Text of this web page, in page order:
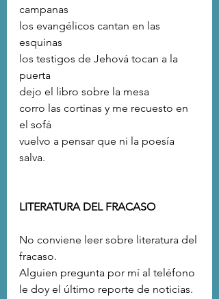
campanas
los evangélicos cantan en las
esquinas
los testigos de Jehová tocan a la
puerta
dejo el libro sobre la mesa
corro las cortinas y me recuesto en
el sofá
vuelvo a pensar que ni la poesía
salva.
LITERATURA DEL FRACASO
No conviene leer sobre literatura del
fracaso.
Alguien pregunta por mí al teléfono
le doy el último reporte de noticias.